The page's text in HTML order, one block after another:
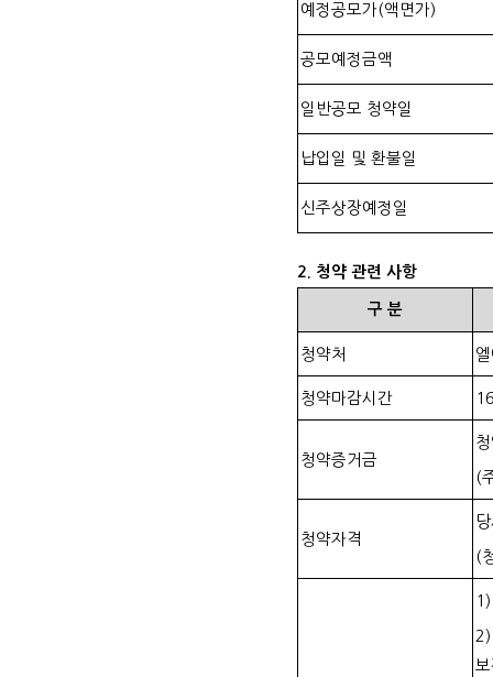
예정공모가(액면가)
공모예정금액
일반공모 청약일
납입일 및 환불일
신주상장예정일
2. 청약 관련 사항
구 분
청약처
청약마감시간
청약증거금
(
청약자격
(
보